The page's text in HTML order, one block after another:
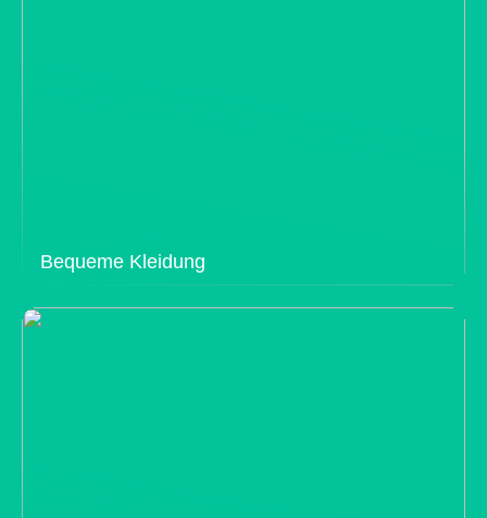
Bequeme Kleidung